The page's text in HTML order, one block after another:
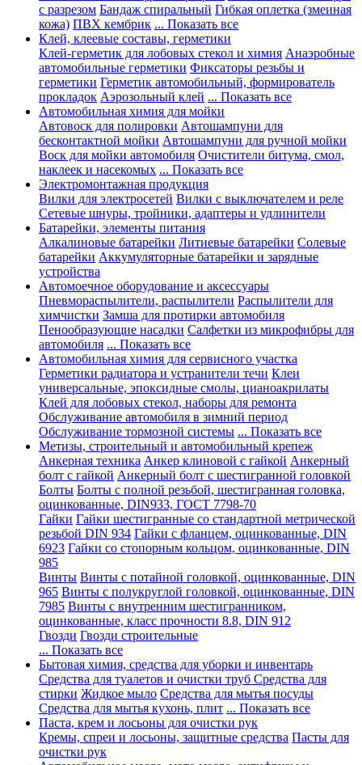
с разрезом Бандаж спиральный Гибкая оплетка (змеиная
кожа) ПВХ кембрик ... Показать все
Клей, клеевые составы, герметики
Клей-герметик для лобовых стекол и химия Анаэробные
автомобильные герметики Фиксаторы резьбы и
герметики Герметик автомобильный, формирователь
прокладок Аэрозольный клей ... Показать все
Автомобильная химия для мойки
Автовоск для полировки Автошампуни для
бесконтактной мойки Автошампуни для ручной мойки
Воск для мойки автомобиля Очистители битума, смол,
наклеек и насекомых ... Показать все
Электромонтажная продукция
Вилки для электросетей Вилки с выключателем и реле
Сетевые шнуры, тройники, адаптеры и удлинители
Батарейки, элементы питания
Алкалиновые батарейки Литиевые батарейки Солевые
батарейки Аккумуляторные батарейки и зарядные
устройства
Автомоечное оборудование и аксессуары
Пневмораспылители, распылители Распылители для
химчистки Замша для протирки автомобиля
Пенообразующие насадки Салфетки из микрофибры для
автомобиля ... Показать все
Автомобильная химия для сервисного участка
Герметики радиатора и устранители течи Клеи
универсальные, эпоксидные смолы, цианоакрилаты
Клей для лобовых стекол, наборы для ремонта
Обслуживание автомобиля в зимний период
Обслуживание тормозной системы ... Показать все
Метизы, строительный и автомобильный крепеж
Анкерная техника Анкер клиновой с гайкой Анкерный
болт с гайкой Анкерный болт с шестигранной головкой
Болты Болты с полной резьбой, шестигранная головка,
оцинкованные, DIN933, ГОСТ 7798-70
Гайки Гайки шестигранные со стандартной метрической
резьбой DIN 934 Гайки с фланцем, оцинкованные, DIN
6923 Гайки со стопорным кольцом, оцинкованные, DIN
985
Винты Винты с потайной головкой, оцинкованные, DIN
965 Винты с полукруглой головкой, оцинкованные, DIN
7985 Винты с внутренним шестигранником,
оцинкованные, класс прочности 8.8, DIN 912
Гвозди Гвозди строительные
... Показать все
Бытовая химия, средства для уборки и инвентарь
Средства для туалетов и очистки труб Средства для
стирки Жидкое мыло Средства для мытья посуды
Средства для мытья кухонь, плит ... Показать все
Паста, крем и лосьоны для очистки рук
Кремы, спреи и лосьоны, защитные средства Пасты для
очистки рук